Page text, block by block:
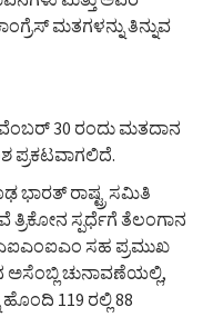
ಮತಗಳನ್ನು ತಿನ್ನುವ
30 ರಂದು ಮತದಾನ
ಪ್ರಕಟವಾಗಲಿದೆ.
ಭಾರತ್ ರಾಷ್ಟ್ರ ಸಮಿತಿ
ಸ್ಪರ್ಧೆಗೆ ತೆಲಂಗಾನ
ಸಹ ಪ್ರಮುಖ
ಅಸೆಂಬ್ಲಿ ಚುನಾವಣೆಯಲ್ಲಿ,
119 ರಲ್ಲಿ 88